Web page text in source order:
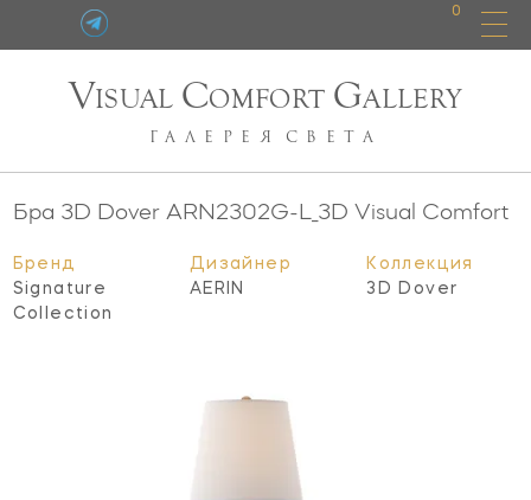
0
VISUAL COMFORT GALLERY
ГАЛЕРЕЯ СВЕТА
Бра 3D Dover ARN2302G-L_3D Visual Comfort
Бренд
Signature
Collection
Дизайнер
AERIN
Коллекция
3D Dover